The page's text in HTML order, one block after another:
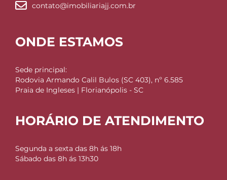
contato@imobiliariajj.com.br
ONDE ESTAMOS
Sede principal:
Rodovia Armando Calil Bulos (SC 403), nº 6.585
Praia de Ingleses | Florianópolis - SC
HORÁRIO DE ATENDIMENTO
Segunda a sexta das 8h ás 18h
Sábado das 8h ás 13h30